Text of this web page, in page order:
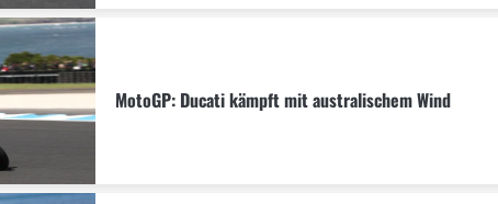
MotoGP: Ducati kämpft mit australischem Wind